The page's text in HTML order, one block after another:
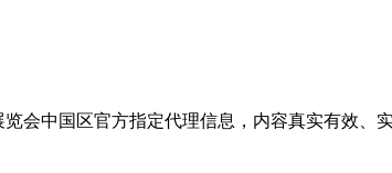
会中国区官方指定代理信息，内容真实有效、